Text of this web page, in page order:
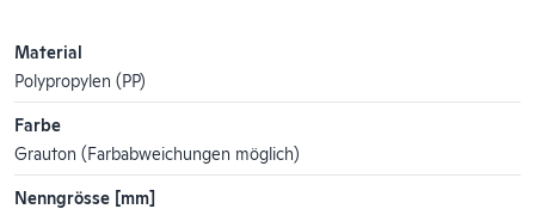
Material
Polypropylen (PP)
Farbe
Grauton (Farbabweichungen möglich)
Nenngrösse [mm]